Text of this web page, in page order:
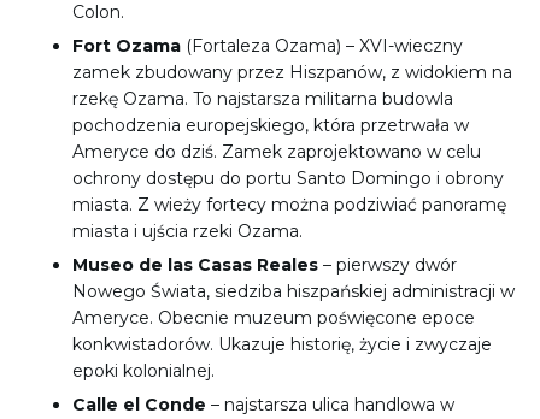
Colon.
Fort Ozama (Fortaleza Ozama) – XVI-wieczny
zamek zbudowany przez Hiszpanów, z widokiem na
rzekę Ozama. To najstarsza militarna budowla
pochodzenia europejskiego, która przetrwała w
Ameryce do dziś. Zamek zaprojektowano w celu
ochrony dostępu do portu Santo Domingo i obrony
miasta. Z wieży fortecy można podziwiać panoramę
miasta i ujścia rzeki Ozama.
Museo de las Casas Reales – pierwszy dwór
Nowego Świata, siedziba hiszpańskiej administracji w
Ameryce. Obecnie muzeum poświęcone epoce
konkwistadorów. Ukazuje historię, życie i zwyczaje
epoki kolonialnej.
Calle el Conde – najstarsza ulica handlowa w